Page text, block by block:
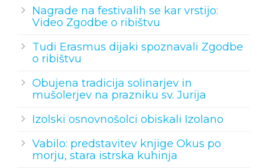
Nagrade na festivalih se kar vrstijo:
Video Zgodbe o ribištvu
Tudi Erasmus dijaki spoznavali Zgodbe
o ribištvu
Obujena tradicija solinarjev in
mušolerjev na prazniku sv. Jurija
Izolski osnovnošolci obiskali Izolano
Vabilo: predstavitev knjige Okus po
morju, stara istrska kuhinja